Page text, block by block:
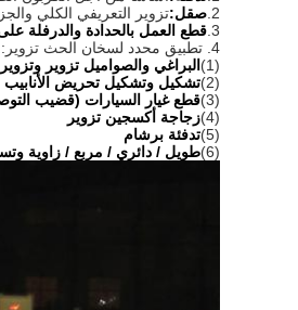
2. صقل:تزوير التعريفي الكلي
3. قطع العمل بالحدادة والدرفلة
4. تطبيق محدد لسخان الحث تزوير:
(1)
البراغي والصواميل تزوير
(2)
تشكيل وتشكيل تحريض الأنابيب
(3)
قطع غيار السيارات (قضيب
(4)
زجاجة أكسجين تزوير
(5)
تدفئة برشام
(6)
طويل / دائري / مربع / زاوية